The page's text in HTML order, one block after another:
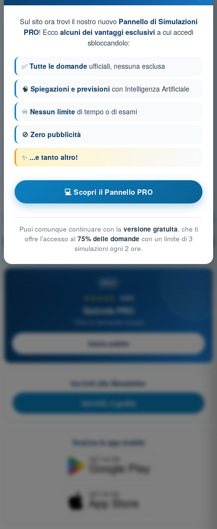
Prestazioni e limitazioni umane Allenamento!
🔒 PRO Spiegazione domanda
4,6/5
Quizvds PRO
Inizia subito
Iscriviti alla Newsletter
Iscriviti, è gratis
Scarica le app mobile
Sul sito ora trovi il nostro nuovo Pannello di Simulazioni
PRO! Ecco alcuni dei vantaggi esclusivi a cui accedi
sbloccandolo:
✅ Tutte le domande ufficiali, nessuna esclusa
🧠 Spiegazioni e previsioni con Intelligenza Artificiale
♾️ Nessun limite di tempo o di esami
🚫 Zero pubblicità
✨ ...e tanto altro!
💻 Scopri il Pannello PRO
Puoi comunque continuare con la versione gratuita, che ti
offre l'accesso al 75% delle domande con un limite di 3
simulazioni ogni 2 ore.